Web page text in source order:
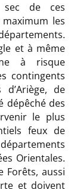
sec de ces
les
et à même
à risque
contingents
de
dépêché des
le plus
feux de
Orientales.
Forêts, aussi
et doivent